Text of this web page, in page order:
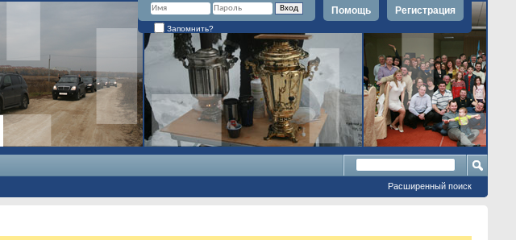
Регистрация
Помощь
Запомнить?
Расширенный поиск